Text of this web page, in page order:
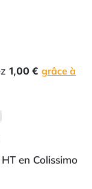
1,00 € grâce à
en Colissimo